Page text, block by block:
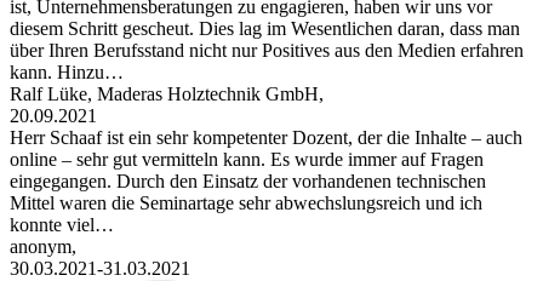
ist, Unternehmensberatungen zu engagieren, haben wir uns vor
diesem Schritt gescheut. Dies lag im Wesentlichen daran, dass man
über Ihren Berufsstand nicht nur Positives aus den Medien erfahren
kann. Hinzu…
Ralf Lüke, Maderas Holztechnik GmbH,
20.09.2021
Herr Schaaf ist ein sehr kompetenter Dozent, der die Inhalte – auch
online – sehr gut vermitteln kann. Es wurde immer auf Fragen
eingegangen. Durch den Einsatz der vorhandenen technischen
Mittel waren die Seminartage sehr abwechslungsreich und ich
konnte viel…
anonym,
30.03.2021-31.03.2021